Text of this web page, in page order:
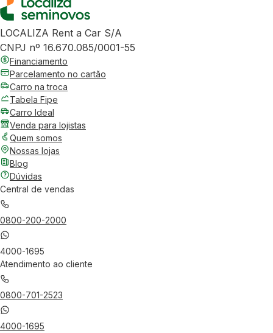
LOCALIZA Rent a Car S/A
CNPJ nº 16.670.085/0001-55
Financiamento
Parcelamento no cartão
Carro na troca
Tabela Fipe
Carro Ideal
Venda para lojistas
Quem somos
Nossas lojas
Blog
Dúvidas
Central de vendas
0800-200-2000
4000-1695
Atendimento ao cliente
0800-701-2523
4000-1695